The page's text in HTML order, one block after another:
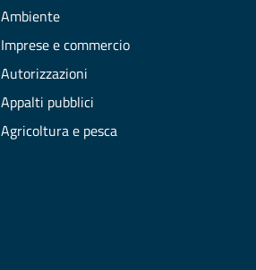
Ambiente
Imprese e commercio
Autorizzazioni
Appalti pubblici
Agricoltura e pesca